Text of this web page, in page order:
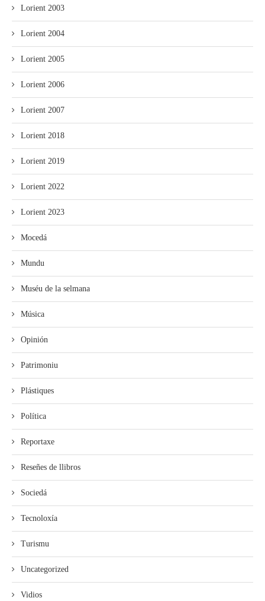
Lorient 2003
Lorient 2004
Lorient 2005
Lorient 2006
Lorient 2007
Lorient 2018
Lorient 2019
Lorient 2022
Lorient 2023
Mocedá
Mundu
Muséu de la selmana
Música
Opinión
Patrimoniu
Plástiques
Política
Reportaxe
Reseñes de llibros
Sociedá
Tecnoloxía
Turismu
Uncategorized
Vidios